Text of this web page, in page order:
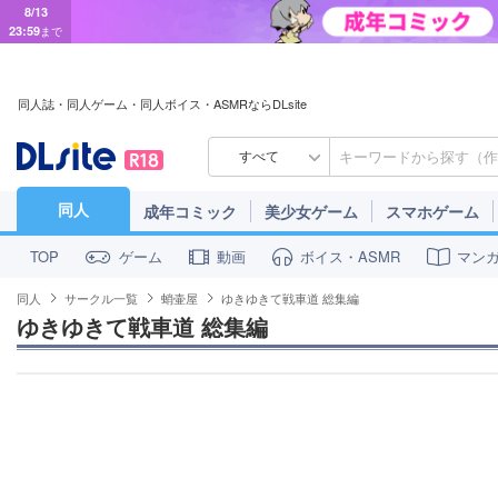
8/13
23:59まで
同人誌・同人ゲーム・同人ボイス・ASMRならDLsite
すべて
同人 成年コミック 美少女ゲーム スマホゲーム
TOP ゲーム 動画 ボイス・ASMR マン
同人 サークル一覧 蛸壷屋 ゆきゆきて戦車道 総集編
ゆきゆきて戦車道 総集編